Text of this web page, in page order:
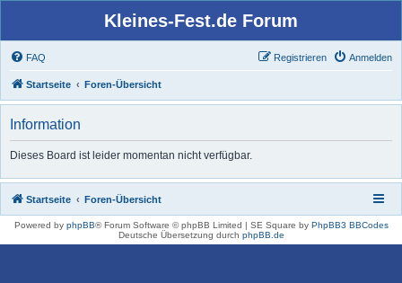
Kleines-Fest.de Forum
FAQ Anmelden
Registrieren
Startseite Foren-Übersicht
Information
Dieses Board ist leider momentan nicht verfügbar.
Startseite Foren-Übersicht
Powered by phpBB® Forum Software © phpBB Limited | SE Square by PhpBB3 BBCodes
Deutsche Übersetzung durch phpBB.de